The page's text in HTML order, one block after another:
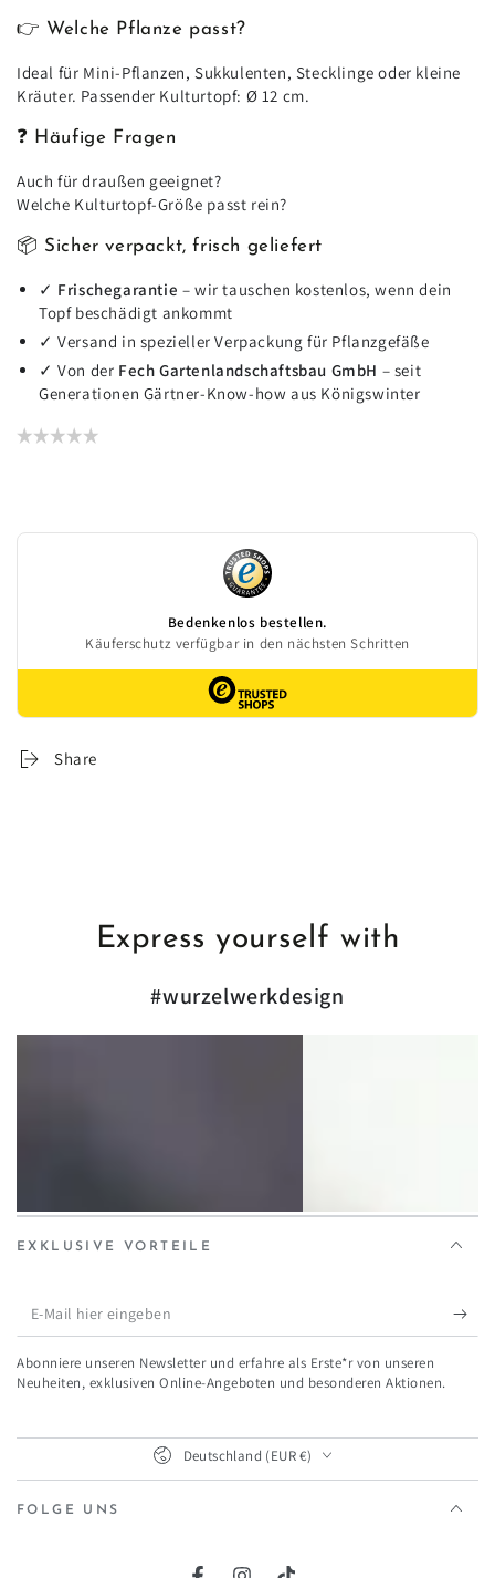
👉 Welche Pflanze passt?
Ideal für Mini-Pflanzen, Sukkulenten, Stecklinge oder kleine
Kräuter. Passender Kulturtopf: Ø 12 cm.
❓ Häufige Fragen
Auch für draußen geeignet?
Welche Kulturtopf-Größe passt rein?
📦 Sicher verpackt, frisch geliefert
✓ Frischegarantie – wir tauschen kostenlos, wenn dein
Topf beschädigt ankommt
✓ Versand in spezieller Verpackung für Pflanzgefäße
✓ Von der Fech Gartenlandschaftsbau GmbH – seit
Generationen Gärtner-Know-how aus Königswinter
Share
Express yourself with
#wurzelwerkdesign
EXKLUSIVE VORTEILE
E-
Mail
hier
Abonniere unseren Newsletter und erfahre als Erste*r von unseren
Neuheiten, exklusiven Online-Angeboten und besonderen Aktionen.
Land/Region
Deutschland (EUR €)
FOLGE UNS